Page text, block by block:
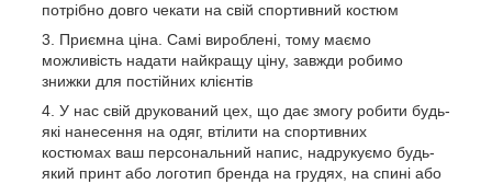
потрібно довго чекати на свій спортивний костюм
Приємна ціна. Самі вироблені, тому маємо
можливість надати найкращу ціну, завжди робимо
знижки для постійних клієнтів
У нас свій друкований цех, що дає змогу робити будь-
які нанесення на одяг, втілити на спортивних
костюмах ваш персональний напис, надрукуємо будь-
який принт або логотип бренда на грудях, на спині або